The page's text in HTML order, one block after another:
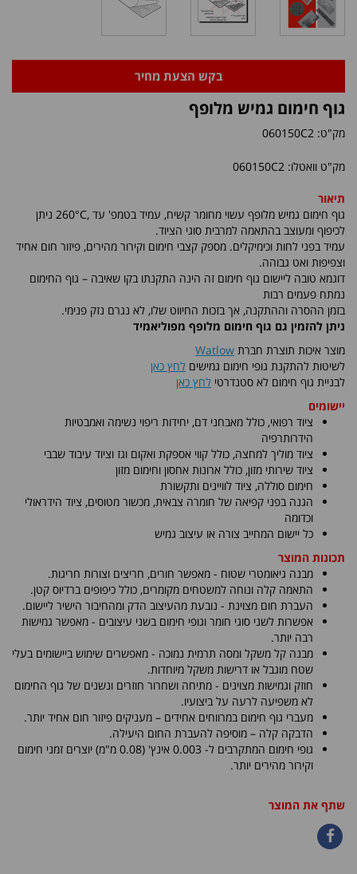
בקש הצעת מחיר
גוף חימום גמיש מלופף
מק"ט: 060150C2
מק"ט וואטלו: 060150C2
תיאור
גוף חימום גמיש מלופף עשוי מחומר קשיח, עמיד בטמפ' עד ,260°C ניתן
לכיפוף ומעוצב בהתאמה למרבית סוגי הציוד.
עמיד בפני לחות וכימיקלים. מספק קצבי חימום וקירור מהירים, פיזור חום אחיד
וצפיפות ואט גבוהה.
דוגמא טובה ליישום גוף חימום זה הינה התקנתו בקו שאיבה – גוף החימום
נמתח פעמים רבות
בזמן ההסרה וההתקנה, אך בזכות החיווט שלו, לא נגרם נזק פנימי.
ניתן להזמין גם גוף חימום מלופף מפוליאמיד
מוצר איכות תוצרת חברת Watlow
לשיטות להתקנת גופי חימום גמישים לחץ כאן
לבניית גוף חימום לא סטנדרטי לחץ כאן
יישומים
ציוד רפואי, כולל מאבחני דם, יחידות ריפוי נשימה ואמבטיות
הידרותרפיה
ציוד מוליך למחצה, כולל קווי אספקת ואקום וגז וציוד עיבוד שבבי
ציוד שירותי מזון, כולל ארונות אחסון וחימום מזון
חימום סוללה, ציוד לוויינים ותקשורת
הגנה בפני קפיאה של חומרה צבאית, מכשור מטוסים, ציוד הידראולי
וכדומה
כל יישום המחייב צורה או עיצוב גמיש
תכונות המוצר
מבנה גיאומטרי שטוח - מאפשר חורים, חריצים וצורות חריגות.
התאמה קלה ונוחה למשטחים מקומרים, כולל כיפופים ברדיוס קטן.
העברת חום מצוינת - נובעת מהעיצוב הדק ומהחיבור הישיר ליישום.
אפשרות לשני סוגי חומר וגופי חימום בשני עיצובים - מאפשר גמישות
רבה יותר.
מבנה קל משקל ומסה תרמית נמוכה - מאפשרים שימוש ביישומים בעלי
שטח מוגבל או דרישות משקל מיוחדות.
חוזק וגמישות מצוינים - מתיחה ושחרור חוזרים ונשנים של גוף החימום
לא משפיעה לרעה על ביצועיו.
מעברי גוף חימום במרווחים אחידים – מעניקים פיזור חום אחיד יותר.
הדבקה קלה – מוסיפה להעברת החום היעילה.
גופי חימום המתקרבים ל- 0.003 אינץ' (0.08 מ"מ) יוצרים זמני חימום
וקירור מהירים יותר.
שתף את המוצר